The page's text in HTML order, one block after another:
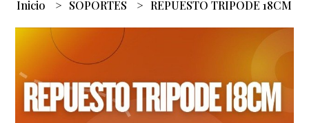
Inicio SOPORTES REPUESTO TRIPODE 18CM